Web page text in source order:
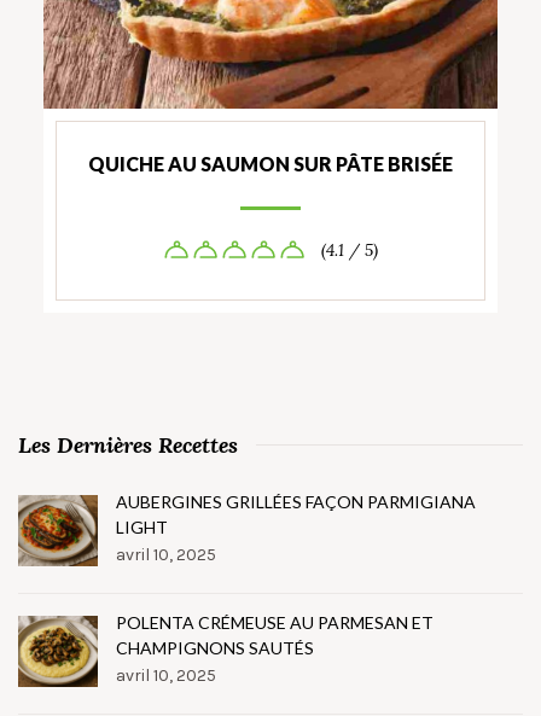
QUICHE AU SAUMON SUR PÂTE BRISÉE
(4.1 / 5)
Les Dernières Recettes
AUBERGINES GRILLÉES FAÇON PARMIGIANA
LIGHT
avril 10, 2025
POLENTA CRÉMEUSE AU PARMESAN ET
CHAMPIGNONS SAUTÉS
avril 10, 2025